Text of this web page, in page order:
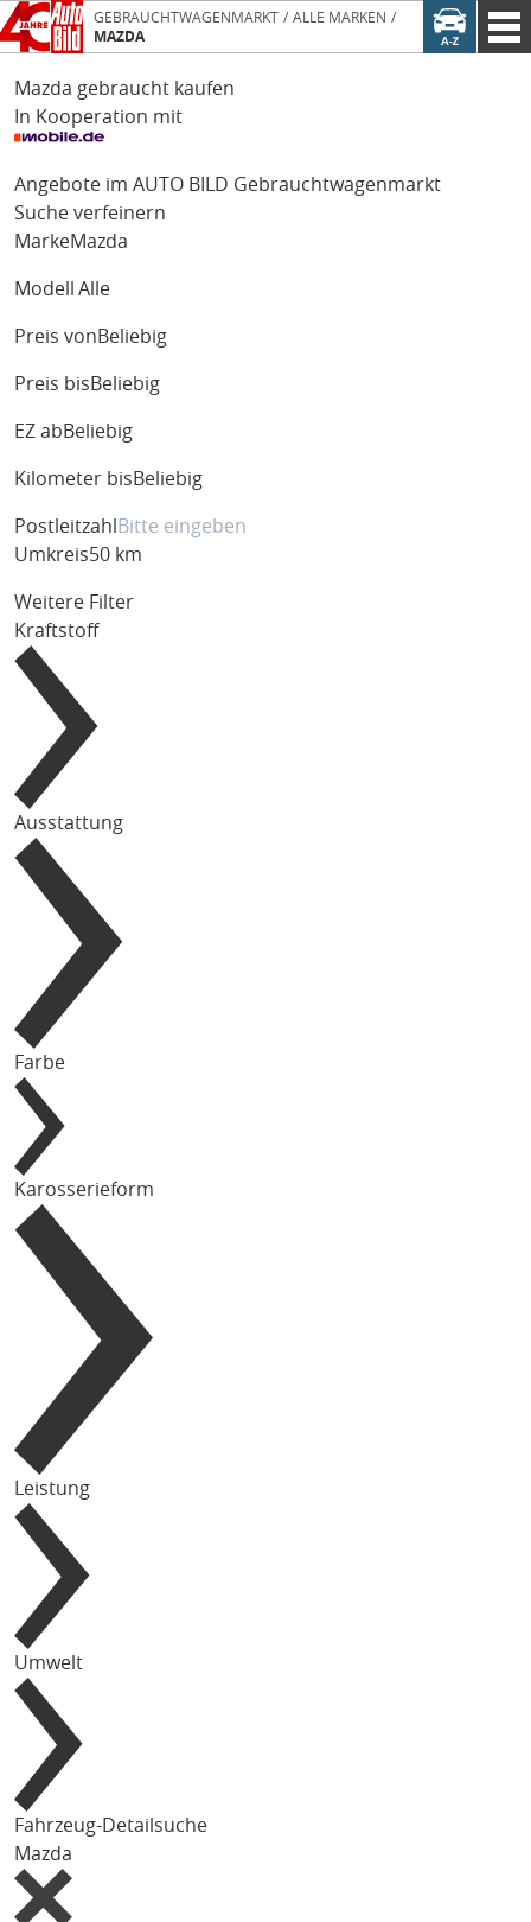
GEBRAUCHTWAGENMARKT
ALLE MARKEN
MAZDA
Mazda gebraucht kaufen
In Kooperation mit
Angebote im AUTO BILD Gebrauchtwagenmarkt
Suche verfeinern
MarkeMazda
Modell Alle
Preis von Beliebig
Preis bis Beliebig
EZ ab Beliebig
Kilometer bis Beliebig
Postleitzahl
Umkreis50 km
Weitere Filter
Kraftstoff
Ausstattung
Farbe
Karosserieform
Leistung
Umwelt
Fahrzeug-Detailsuche
Mazda